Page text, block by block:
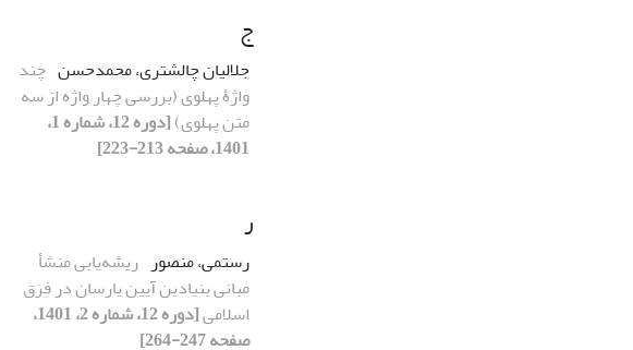
ج
جلالیان چالشتری، محمدحسن چند
واژۀ پهلوی (بررسی چهار واژه از سه
متن پهلوی)
[دوره 12، شماره 1،
1401، صفحه 213-223]
ر
رستمی، منصور ریشه‌یابی منشأ
مبانی بنیادین آیین یارسان در فِرَق
اسلامی
[دوره 12، شماره 2، 1401،
صفحه 247-264]